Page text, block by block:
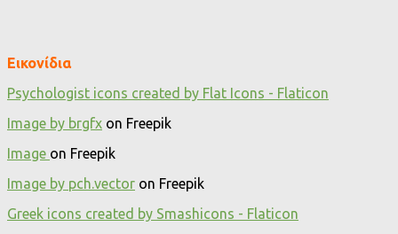
Εικονίδια
Psychologist icons created by Flat Icons - Flaticon
Image by brgfx on Freepik
Image on Freepik
Image by pch.vector on Freepik
Greek icons created by Smashicons - Flaticon